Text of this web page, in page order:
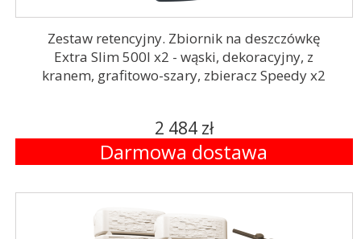
Zestaw retencyjny. Zbiornik na deszczówkę
Extra Slim 500l x2 - wąski, dekoracyjny, z
kranem, grafitowo-szary, zbieracz Speedy x2
2 484 zł
Darmowa dostawa